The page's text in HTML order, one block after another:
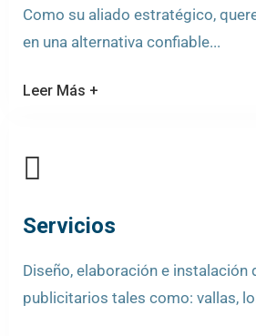
Como su aliado estratégico,
en una alternativa confiable...
Leer Más +
Servicios
Diseño, elaboración e instalación
publicitarios tales como: vallas,